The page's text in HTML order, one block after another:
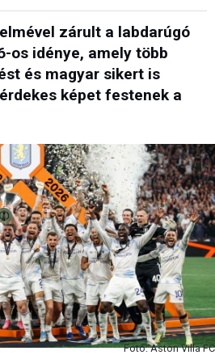
zárult a labdarúgó
os idénye, amely több
és magyar sikert is
képet festenek a
Fotó: Aston Villa FC